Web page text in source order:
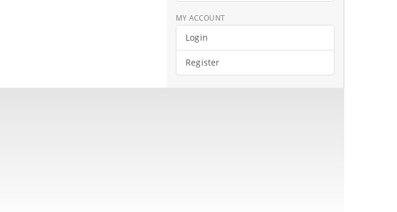
MY ACCOUNT
Login
Register